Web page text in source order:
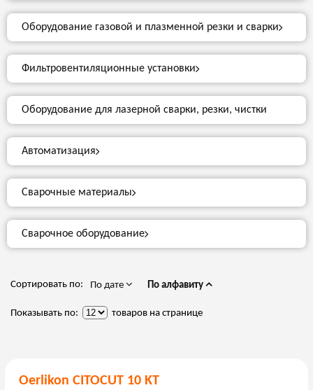
Оборудование газовой и плазменной резки и сварки
Фильтровентиляционные установки
Оборудование для лазерной сварки, резки, чистки
Автоматизация
Сварочные материалы
Сварочное оборудование
Сортировать по: По дате По алфавиту
Показывать по: товаров на странице
Oerlikon CITOCUT 10 KT